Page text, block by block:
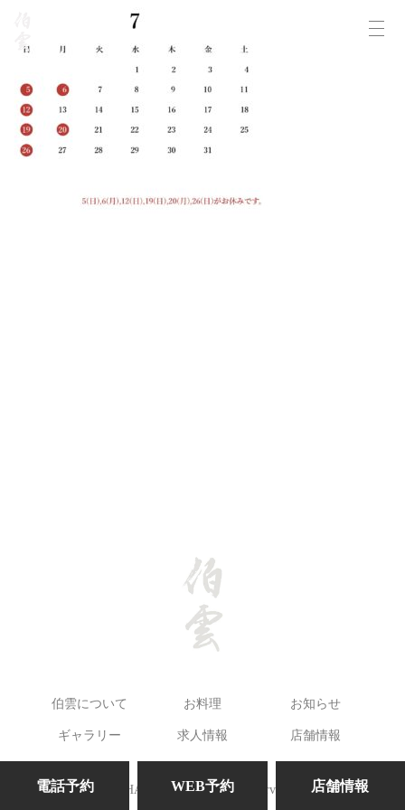
伯雲について お料理 お知らせ
ギャラリー 求人情報 店舗情報
©HAKUUN. All Rights Reserved.
電話予約 WEB予約 店舗情報